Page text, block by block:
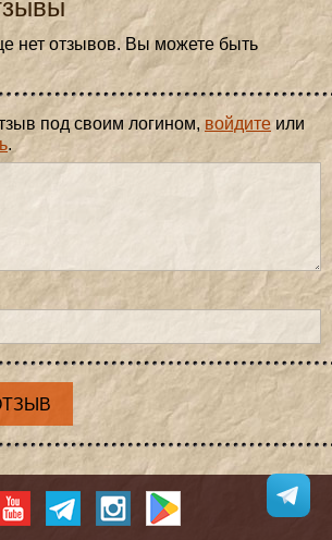
нет отзывов. Вы можете быть
под своим логином, войдите или
.